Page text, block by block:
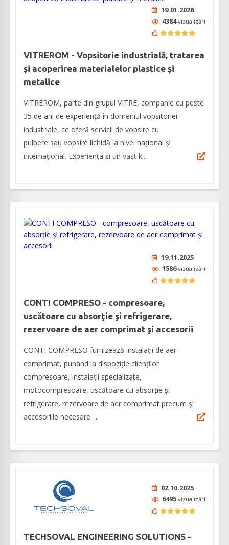
19.01.2026
4384vizualizări
VITREROM - Vopsitorie industrială, tratarea
și acoperirea materialelor plastice și
metalice
VITREROM, parte din grupul VITRE, companie cu peste
35 de ani de experiență în domeniul vopsitoriei
industriale, ce oferă servicii de vopsire cu
pulbere sau vopsire lichidă la nivel național și
internațional. Experiența și un vast k...
19.11.2025
1586vizualizări
CONTI COMPRESO - compresoare,
uscătoare cu absorţie şi refrigerare,
rezervoare de aer comprimat şi accesorii
CONTI COMPRESO furnizează instalații de aer
comprimat, punând la dispoziţie clienților
compresoare, instalaţii specializate,
motocompresoare, uscătoare cu absorţie şi
refrigerare, rezervoare de aer comprimat precum şi
accesoriile necesare. ...
02.10.2025
6495 vizualizări
TECHSOVAL ENGINEERING SOLUTIONS -